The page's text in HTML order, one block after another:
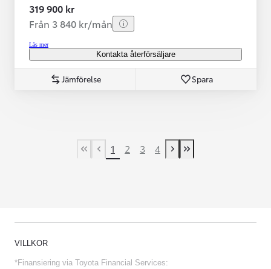
319 900 kr
Från 3 840 kr/mån
Läs mer
Kontakta återförsäljare
Jämförelse Spara
First Page
Previous page
1 2 3 4
Next page
Last Page
VILLKOR
*Finansiering via Toyota Financial Services: